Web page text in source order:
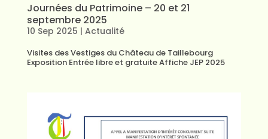
Journées du Patrimoine – 20 et 21
septembre 2025
10 Sep 2025 | Actualité
Visites des Vestiges du Château de Taillebourg
Exposition Entrée libre et gratuite Affiche JEP 2025